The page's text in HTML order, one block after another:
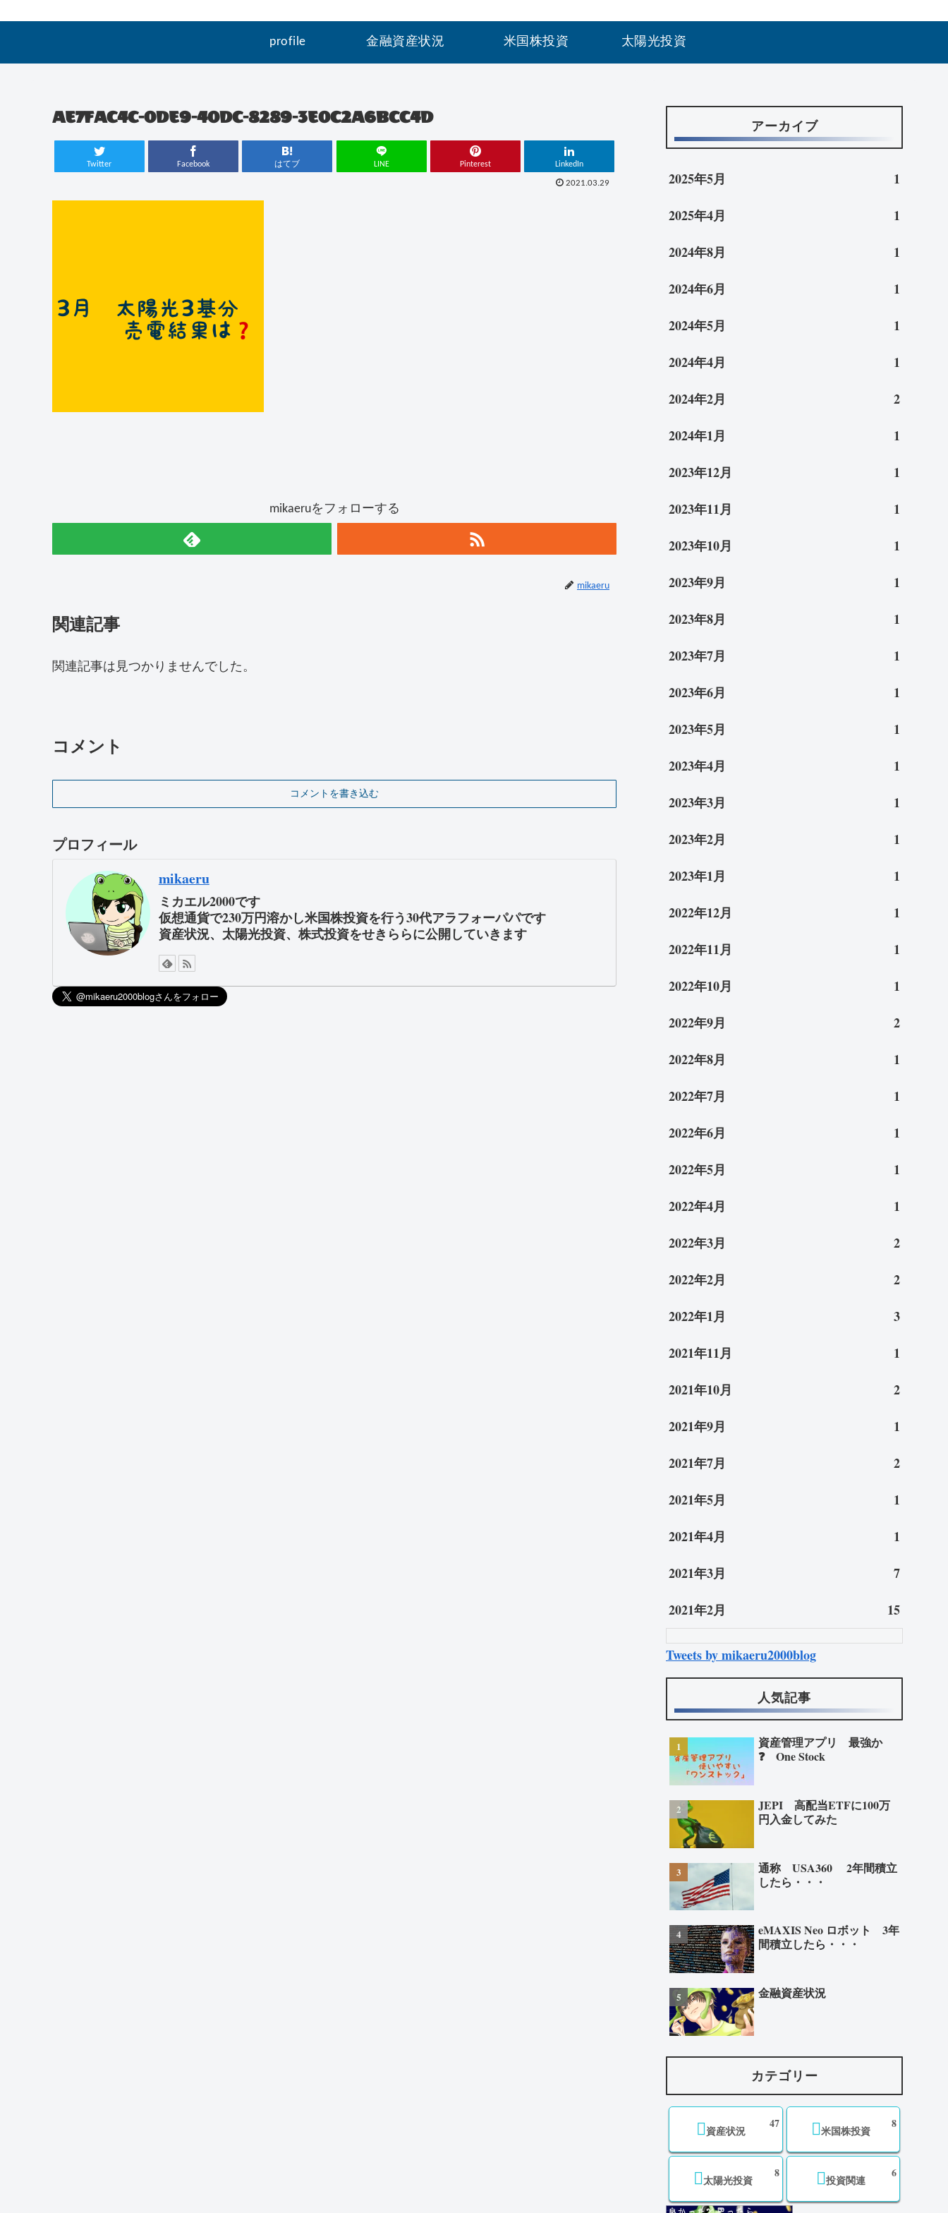
profile 金融資産状況 米国株投資 太陽光投資
AE7FAC4C-0DE9-40DC-8289-3E0C2A6BCC4D
Twitter Facebook はてブ LINE Pinterest LinkedIn
2021.03.29
mikaeruをフォローする
mikaeru
関連記事
関連記事は見つかりませんでした。
コメント
コメントを書き込む
プロフィール
mikaeru
ミカエル2000です
仮想通貨で230万円溶かし米国株投資を行う30代アラフォーパパです
資産状況、太陽光投資、株式投資をせきららに公開していきます
アーカイブ
2025年5月
1
2025年4月
1
2024年8月
1
2024年6月
1
2024年5月
1
2024年4月
1
2024年2月
2
2024年1月
1
2023年12月
1
2023年11月
1
2023年10月
1
2023年9月
1
2023年8月
1
2023年7月
1
2023年6月
1
2023年5月
1
2023年4月
1
2023年3月
1
2023年2月
1
2023年1月
1
2022年12月
1
2022年11月
1
2022年10月
1
2022年9月
2
2022年8月
1
2022年7月
1
2022年6月
1
2022年5月
1
2022年4月
1
2022年3月
2
2022年2月
2
2022年1月
3
2021年11月
1
2021年10月
2
2021年9月
1
2021年7月
2
2021年5月
1
2021年4月
1
2021年3月
7
2021年2月
15
Tweets by mikaeru2000blog
人気記事
資産管理アプリ 最強か
❓ One Stock
JEPI 高配当ETFに100万
円入金してみた
通称 USA360 2年間積立
したら・・・
eMAXIS Neo ロボット 3年
間積立したら・・・
金融資産状況
カテゴリー
資産状況
47
米国株投資
8
太陽光投資
8
投資関連
6